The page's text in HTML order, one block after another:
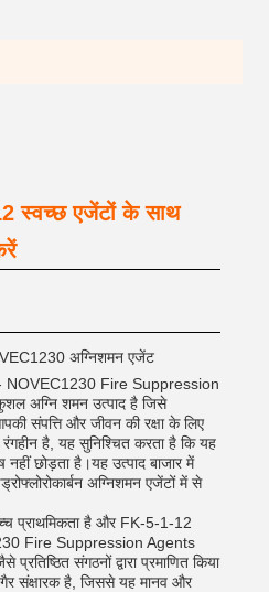
स्वच्छ एजेंटों के साथ
अग्निशमन एजेंट
Fire Suppression
अग्नि शमन उत्पाद है जिसे
संपत्ति और जीवन की रक्षा के लिए
है, यह सुनिश्चित करता है कि यह
छोड़ता है।यह उत्पाद बाजार में
अग्निशमन एजेंटों में से
प्राथमिकता है और FK-5-1-12
Fire Suppression Agents
संगठनों द्वारा प्रमाणित किया
संक्षारक है, जिससे यह मानव और